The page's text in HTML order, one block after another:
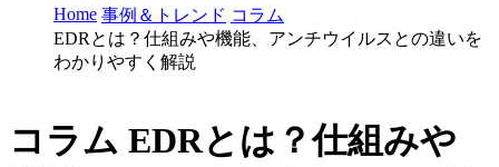
Home 事例＆トレンド コラム
EDRとは？仕組みや機能、アンチウイルスとの違いを
わかりやすく解説
コラム EDRとは？仕組みや